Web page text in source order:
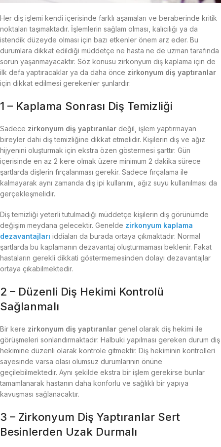
Her diş işlemi kendi içerisinde farklı aşamaları ve beraberinde kritik
noktaları taşımaktadır. İşlemlerin sağlam olması, kalıcılığı ya da
istendik düzeyde olması için bazı etkenler önem arz eder. Bu
durumlara dikkat edildiği müddetçe ne hasta ne de uzman tarafında
sorun yaşanmayacaktır. Söz konusu zirkonyum diş kaplama için de
ilk defa yaptıracaklar ya da daha önce zirkonyum diş yaptıranlar
için dikkat edilmesi gerekenler şunlardır:
1 – Kaplama Sonrası Diş Temizliği
Sadece zirkonyum diş yaptıranlar değil, işlem yaptırmayan
bireyler dahi diş temizliğine dikkat etmelidir. Kişilerin diş ve ağız
hijyenini oluşturmak için ekstra özen göstermesi şarttır. Gün
içerisinde en az 2 kere olmak üzere minimum 2 dakika sürece
şartlarda dişlerin fırçalanması gerekir. Sadece fırçalama ile
kalmayarak aynı zamanda diş ipi kullanımı, ağız suyu kullanılması da
gerçekleşmelidir.
Diş temizliği yeterli tutulmadığı müddetçe kişilerin diş görünümde
değişim meydana gelecektir. Genelde zirkonyum kaplama
dezavantajları iddiaları da burada ortaya çıkmaktadır. Normal
şartlarda bu kaplamanın dezavantaj oluşturmaması beklenir. Fakat
hastaların gerekli dikkati göstermemesinden dolayı dezavantajlar
ortaya çıkabilmektedir.
2 – Düzenli Diş Hekimi Kontrolü
Sağlanmalı
Bir kere zirkonyum diş yaptıranlar genel olarak diş hekimi ile
görüşmeleri sonlandırmaktadır. Halbuki yapılması gereken durum diş
hekimine düzenli olarak kontrole gitmektir. Diş hekiminin kontrolleri
sayesinde varsa olası olumsuz durumlarının önüne
geçilebilmektedir. Aynı şekilde ekstra bir işlem gerekirse bunlar
tamamlanarak hastanın daha konforlu ve sağlıklı bir yapıya
kavuşması sağlanacaktır.
3 – Zirkonyum Diş Yaptıranlar Sert
Besinlerden Uzak Durmalı